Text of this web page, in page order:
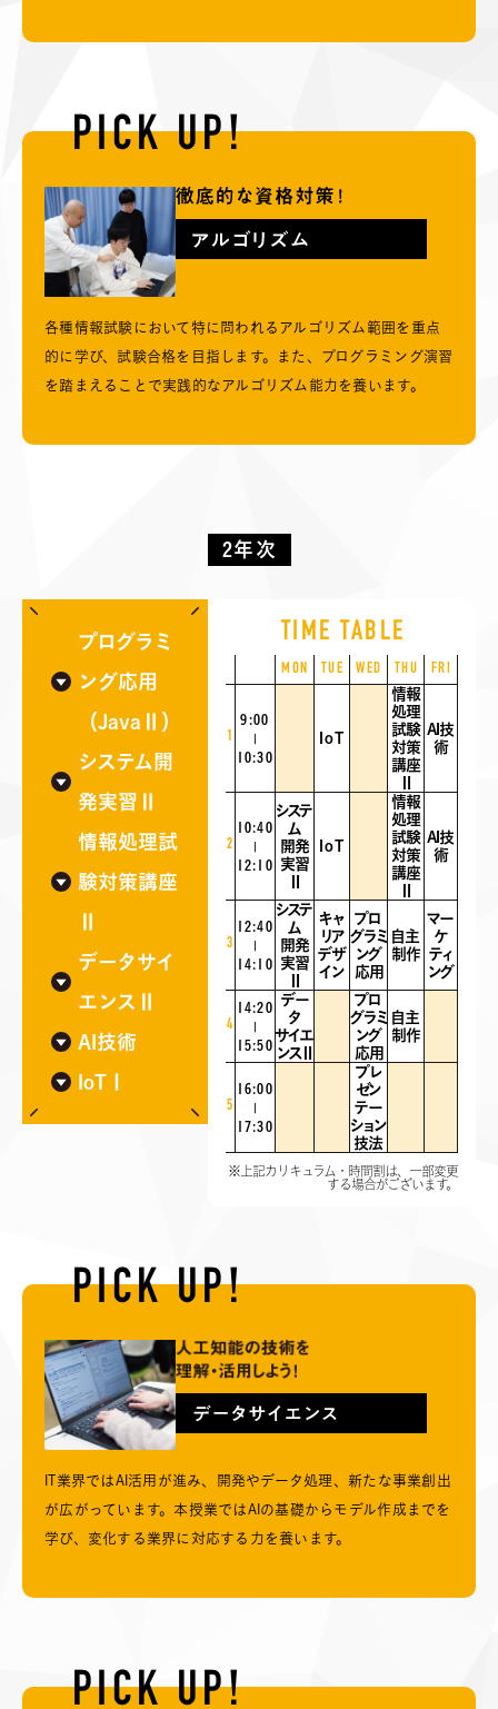
PICK UP!
各種情報試験において特に問われるアルゴリズム範囲を重点
的に学び、試験合格を目指します。また、プログラミング演習
を踏まえることで実践的なアルゴリズム能力を養います。
2年次
プログラミ
ング応用
（JavaⅡ）
システム開
発実習Ⅱ
情報処理試
験対策講座
データサイ
エンスⅡ
AI技術
IoTⅠ
TIME TABLE
MON TUE WED THU FRI
1
9:00
10:30
IoT
情報
処理
試験
対策
講座
AI技
術
2
10:40
12:10
システ
ム
開発
実習
IoT
情報
処理
試験
対策
講座
AI技
術
3
12:40
14:10
システ
ム
開発
実習
キャ
リア
デザ
イン
プロ
グラミ
ング
応用
自主
制作
マー
ケ
ティ
ング
4
14:20
15:50
デー
タ
サイエ
ンスⅡ
プロ
グラミ
ング
応用
自主
制作
5
16:00
17:30
プレ
ゼン
テー
ション
技法
※上記カリキュラム・時間割は、一部変更
する場合がございます。
PICK UP!
IT業界ではAI活用が進み、開発やデータ処理、新たな事業創出
が広がっています。本授業ではAIの基礎からモデル作成までを
学び、変化する業界に対応する力を養います。
PICK UP!